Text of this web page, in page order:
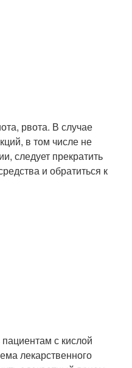
рвота. В случае
в том числе не
следует прекратить
и обратиться к
с кислой
лекарственного